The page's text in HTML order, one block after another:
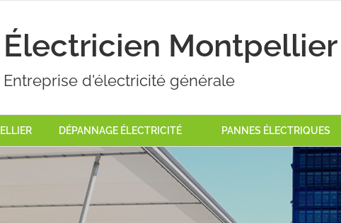
Électricien Montpellier
Entreprise d'électricité générale
DÉPANNAGE ÉLECTRICITÉ PANNES ÉLECTRIQUES